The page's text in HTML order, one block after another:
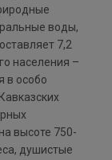
воды,
7,2
населения –
в особо
высоте 750-
душистые